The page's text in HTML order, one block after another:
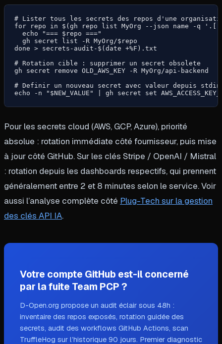
# Lister tous les secrets des repos d'une
for repo in $(gh repo list MyOrg --json name -q
  echo "=== $repo ==="
  gh secret list -R MyOrg/$repo
done > secrets-audit-$(date +%F).txt
# Rotation cible : supprimer un secret obsolete
gh secret remove OLD_AWS_KEY -R MyOrg/api-backend
# Definir un nouveau secret avec valeur depuis stdin
echo -n "$NEW_VALUE" | gh secret set
Pour les secrets cloud (AWS, GCP, Azure), priorité
absolue : rotation immédiate côté fournisseur, puis mise
à jour côté GitHub. Sur les clés Stripe / OpenAI / Mistral
: rotation depuis les dashboards respectifs, qui prennent
généralement entre 2 et 8 minutes selon le service. Voir
aussi l’analyse complète côté Plug-Tech sur la gestion
des clés API IA.
Votre compte GitHub est-il concerné
par la fuite Team PCP ?
D-Open.org propose un audit éclair sous 48h :
inventaire des repos exposés, rotation guidée des
secrets, audit des workflows GitHub Actions, scan
TruffleHog sur l’historique 90 jours. Premier diagnostic